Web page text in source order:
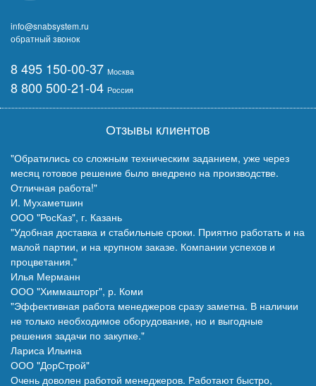
info@snabsystem.ru
обратный звонок
8 495 150-00-37 Москва
8 800 500-21-04 Россия
Отзывы клиентов
"Обратились со сложным техническим заданием, уже через
месяц готовое решение было внедрено на производстве.
Отличная работа!"
И. Мухаметшин
ООО "РосКаз", г. Казань
"Удобная доставка и стабильные сроки. Приятно работать и на
малой партии, и на крупном заказе. Компании успехов и
процветания."
Илья Мерманн
ООО "Химмашторг", р. Коми
"Эффективная работа менеджеров сразу заметна. В наличии
не только необходимое оборудование, но и выгодные
решения задачи по закупке."
Лариса Ильина
ООО "ДорСтрой"
Очень доволен работой менеджеров. Работают быстро,